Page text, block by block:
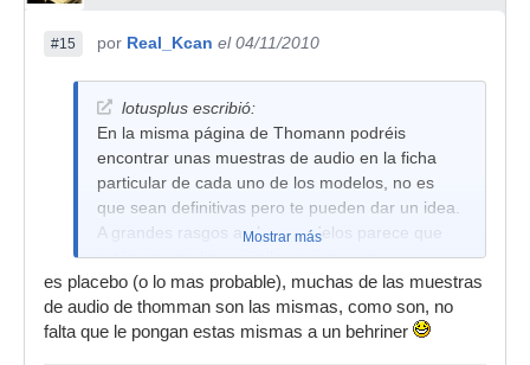
#15 por Real_Kcan el 04/11/2010
lotusplus escribió:
En la misma página de Thomann podréis
encontrar unas muestras de audio en la ficha
particular de cada uno de los modelos, no es
que sean definitivas pero te pueden dar un idea.
A grandes rasgos ambos modelos parece que
están en una linea similar, aunque yo
personalmente le encuentro al 103 un poco más
de salida, un cuerpo algo más redondito y me da
la sensación que tiene algo más de presencia.
Mostrar más
es placebo (o lo mas probable), muchas de las muestras
de audio de thomman son las mismas, como son, no
falta que le pongan estas mismas a un behriner